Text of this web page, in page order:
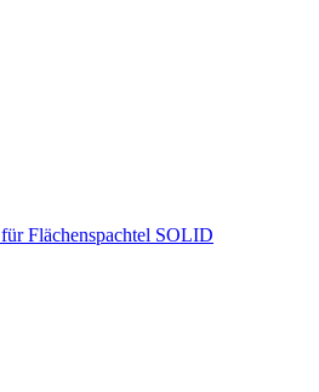
Flächenspachtel SOLID